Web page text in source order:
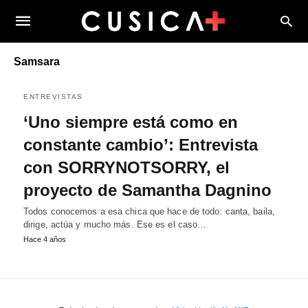
Samsara
ENTREVISTAS
‘Uno siempre está como en
constante cambio’: Entrevista
con SORRYNOTSORRY, el
proyecto de Samantha Dagnino
Todos conocemos a esa chica que hace de todo: canta, baila,
dirige, actúa y mucho más. Ese es el caso…
Hace 4 años